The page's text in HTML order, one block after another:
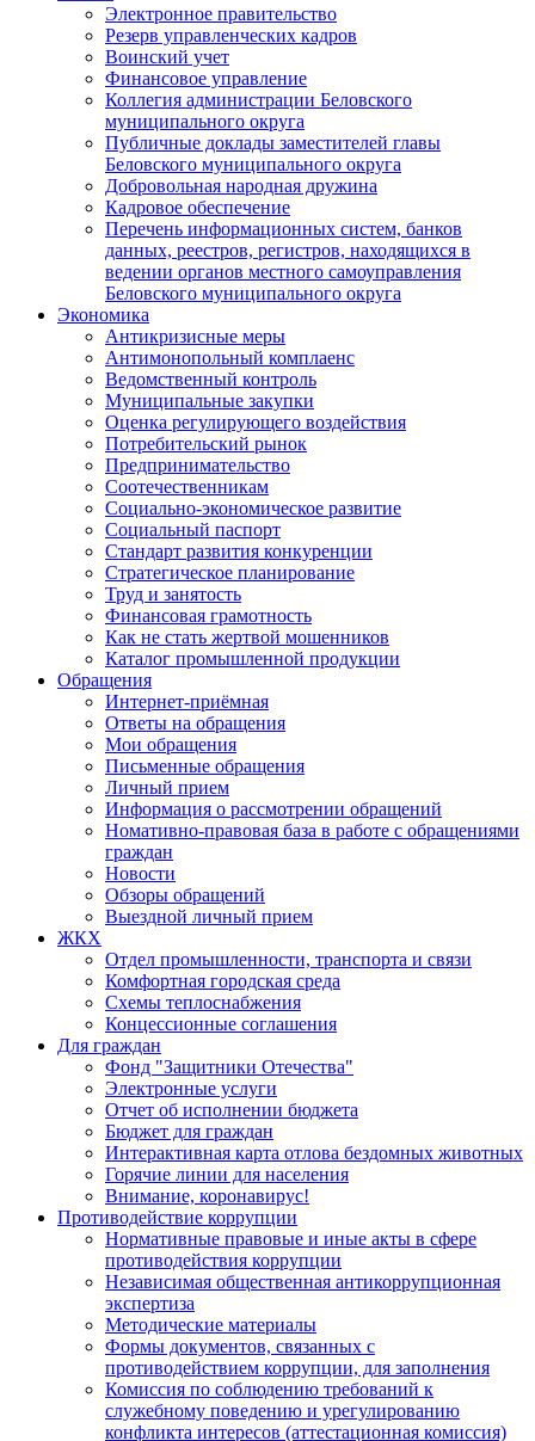
Электронное правительство
Резерв управленческих кадров
Воинский учет
Финансовое управление
Коллегия администрации Беловского
муниципального округа
Публичные доклады заместителей главы
Беловского муниципального округа
Добровольная народная дружина
Кадровое обеспечение
Перечень информационных систем, банков
данных, реестров, регистров, находящихся в
ведении органов местного самоуправления
Беловского муниципального округа
Экономика
Антикризисные меры
Антимонопольный комплаенс
Ведомственный контроль
Муниципальные закупки
Оценка регулирующего воздействия
Потребительский рынок
Предпринимательство
Соотечественникам
Социально-экономическое развитие
Социальный паспорт
Стандарт развития конкуренции
Стратегическое планирование
Труд и занятость
Финансовая грамотность
Как не стать жертвой мошенников
Каталог промышленной продукции
Обращения
Интернет-приёмная
Ответы на обращения
Мои обращения
Письменные обращения
Личный прием
Информация о рассмотрении обращений
Номативно-правовая база в работе с обращениями
граждан
Новости
Обзоры обращений
Выездной личный прием
ЖКХ
Отдел промышленности, транспорта и связи
Комфортная городская среда
Схемы теплоснабжения
Концессионные соглашения
Для граждан
Фонд "Защитники Отечества"
Электронные услуги
Отчет об исполнении бюджета
Бюджет для граждан
Интерактивная карта отлова бездомных животных
Горячие линии для населения
Внимание, коронавирус!
Противодействие коррупции
Нормативные правовые и иные акты в сфере
противодействия коррупции
Независимая общественная антикоррупционная
экспертиза
Методические материалы
Формы документов, связанных с
противодействием коррупции, для заполнения
Комиссия по соблюдению требований к
служебному поведению и урегулированию
конфликта интересов (аттестационная комиссия)